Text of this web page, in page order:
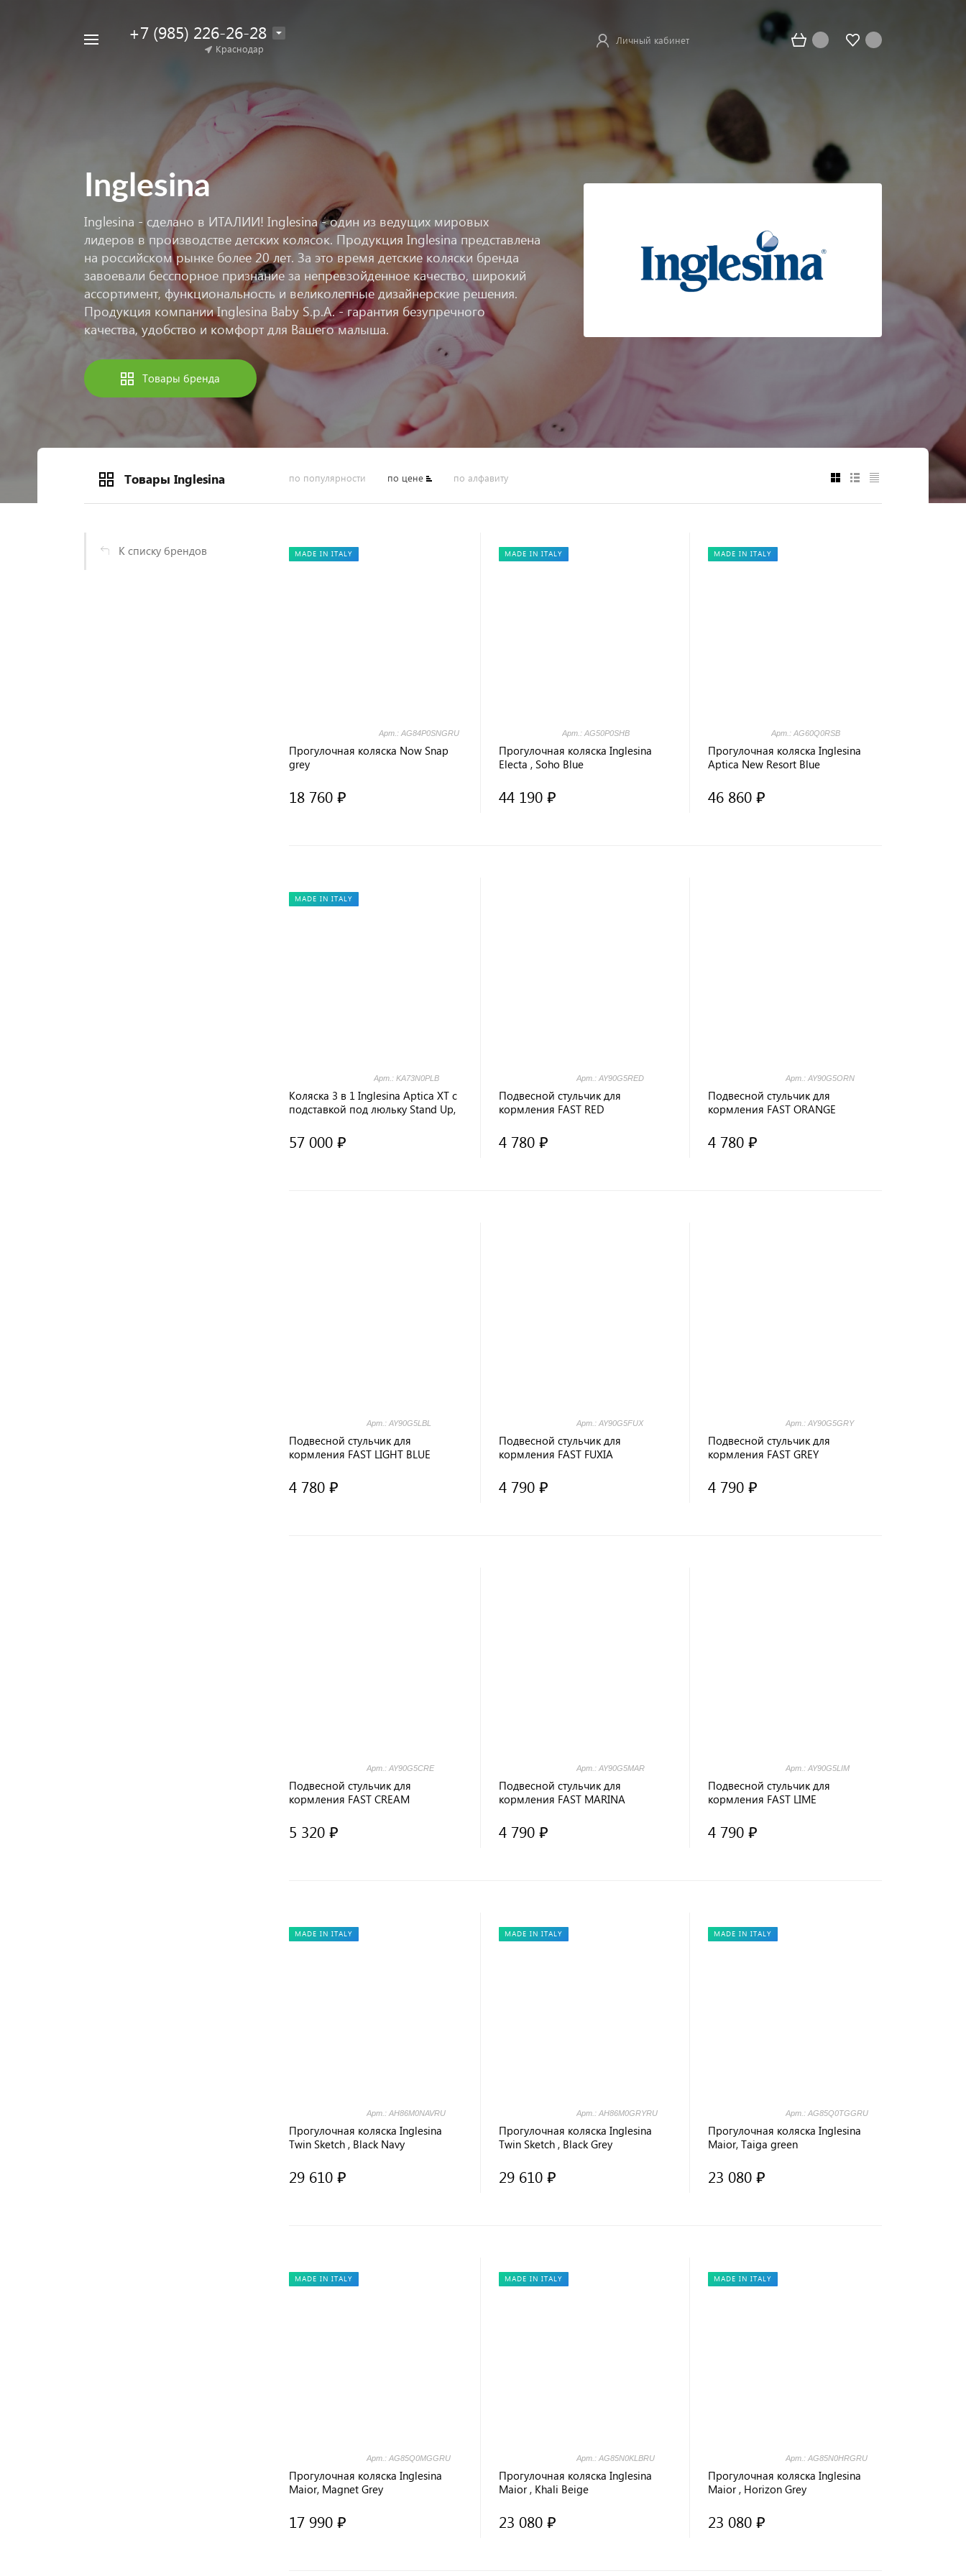
+7 (985) 226-26-28
Краснодар
Личный кабинет
Inglesina
Inglesina - сделано в ИТАЛИИ! Inglesina - один из ведущих мировых
лидеров в производстве детских колясок. Продукция Inglesina представлена
на российском рынке более 20 лет. За это время детские коляски бренда
завоевали бесспорное признание за непревзойденное качество, широкий
ассортимент, функциональность и великолепные дизайнерские решения.
Продукция компании Inglesina Baby S.p.A. - гарантия безупречного
качества, удобство и комфорт для Вашего малыша.
Товары бренда
Товары Inglesina по популярности по цене по алфавиту
К списку брендов MADE IN ITALY
Арт.: AG84P0SNGRU
Прогулочная коляска Now Snap
grey
18 760 ₽
MADE IN ITALY
Арт.: AG50P0SHB
Прогулочная коляска Inglesina
Electa , Soho Blue
44 190 ₽
MADE IN ITALY
Арт.: AG60Q0RSB
Прогулочная коляска Inglesina
Aptica New Resort Blue
46 860 ₽
MADE IN ITALY
Арт.: KA73N0PLB
Коляска 3 в 1 Inglesina Aptica XT с
подставкой под люльку Stand Up,
57 000 ₽
Арт.: AY90G5RED
Подвесной стульчик для
кормления FAST RED
4 780 ₽
Арт.: AY90G5ORN
Подвесной стульчик для
кормления FAST ORANGE
4 780 ₽
Арт.: AY90G5LBL
Подвесной стульчик для
кормления FAST LIGHT BLUE
4 780 ₽
Арт.: AY90G5FUX
Подвесной стульчик для
кормления FAST FUXIA
4 790 ₽
Арт.: AY90G5GRY
Подвесной стульчик для
кормления FAST GREY
4 790 ₽
Арт.: AY90G5CRE
Подвесной стульчик для
кормления FAST CREAM
5 320 ₽
Арт.: AY90G5MAR
Подвесной стульчик для
кормления FAST MARINA
4 790 ₽
Арт.: AY90G5LIM
Подвесной стульчик для
кормления FAST LIME
4 790 ₽
MADE IN ITALY
Арт.: AH86M0NAVRU
Прогулочная коляска Inglesina
Twin Sketch , Black Navy
29 610 ₽
MADE IN ITALY
Арт.: AH86M0GRYRU
Прогулочная коляска Inglesina
Twin Sketch , Black Grey
29 610 ₽
MADE IN ITALY
Арт.: AG85Q0TGGRU
Прогулочная коляска Inglesina
Maior, Taiga green
23 080 ₽
MADE IN ITALY
Арт.: AG85Q0MGGRU
Прогулочная коляска Inglesina
Maior, Magnet Grey
17 990 ₽
MADE IN ITALY
Арт.: AG85N0KLBRU
Прогулочная коляска Inglesina
Maior , Khali Beige
23 080 ₽
MADE IN ITALY
Арт.: AG85N0HRGRU
Прогулочная коляска Inglesina
Maior , Horizon Grey
23 080 ₽